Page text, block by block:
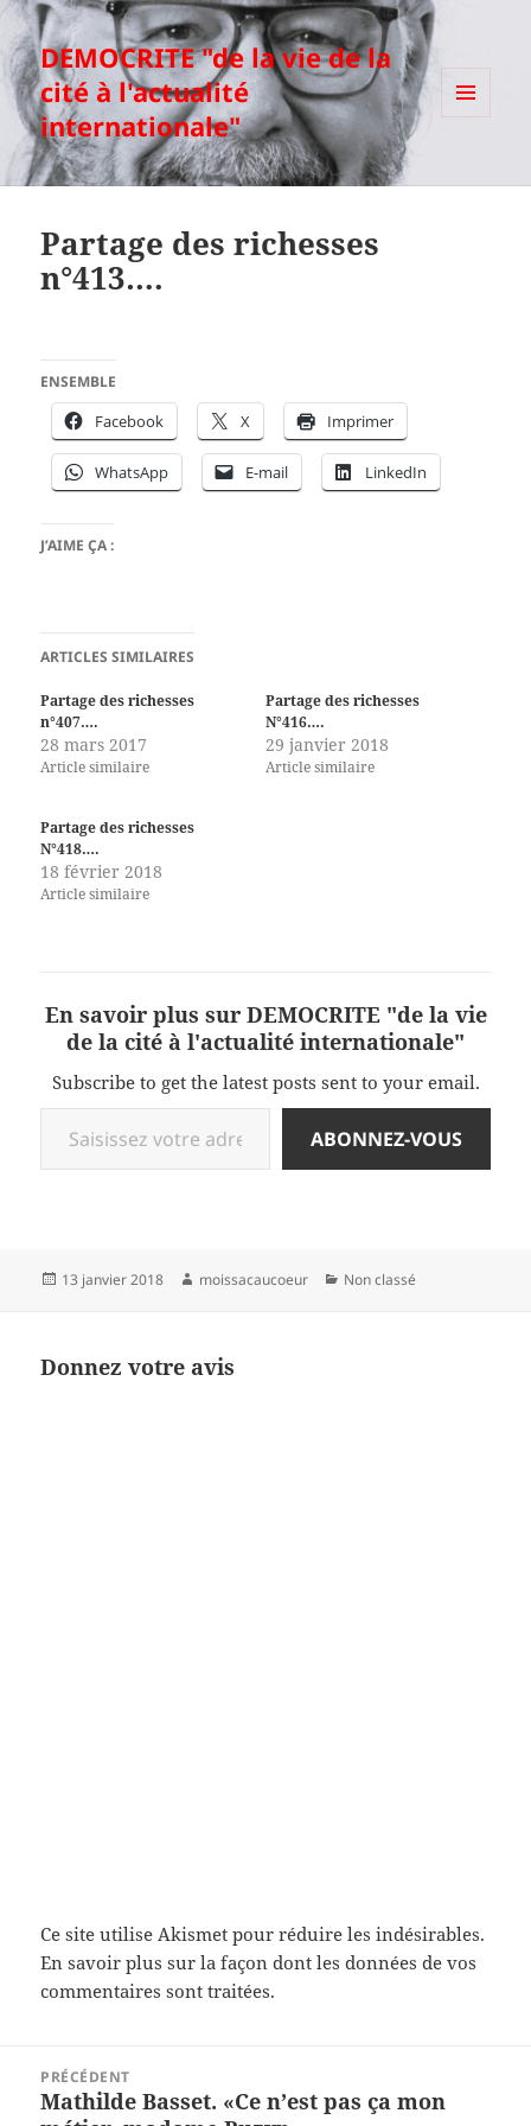
DEMOCRITE "de la vie de la
cité à l'actualité
internationale"
Partage des richesses
n°413….
ENSEMBLE
Facebook X Imprimer
WhatsApp E-mail LinkedIn
J’AIME ÇA :
ARTICLES SIMILAIRES
Partage des richesses
n°407….
28 mars 2017
Article similaire
Partage des richesses
N°416….
29 janvier 2018
Article similaire
Partage des richesses
N°418….
18 février 2018
Article similaire
En savoir plus sur DEMOCRITE "de la vie
de la cité à l'actualité internationale"
Subscribe to get the latest posts sent to your email.
Saisissez votre adresse e-mail…
ABONNEZ-VOUS
Publié
13 janvier 2018 Auteur
moissacaucoeur Catégories
Non classé
Donnez votre avis
Ce site utilise Akismet pour réduire les indésirables.
En savoir plus sur la façon dont les données de vos
commentaires sont traitées.
l’article
PRÉCÉDENT
Article
Mathilde Basset. «Ce n’est pas ça mon